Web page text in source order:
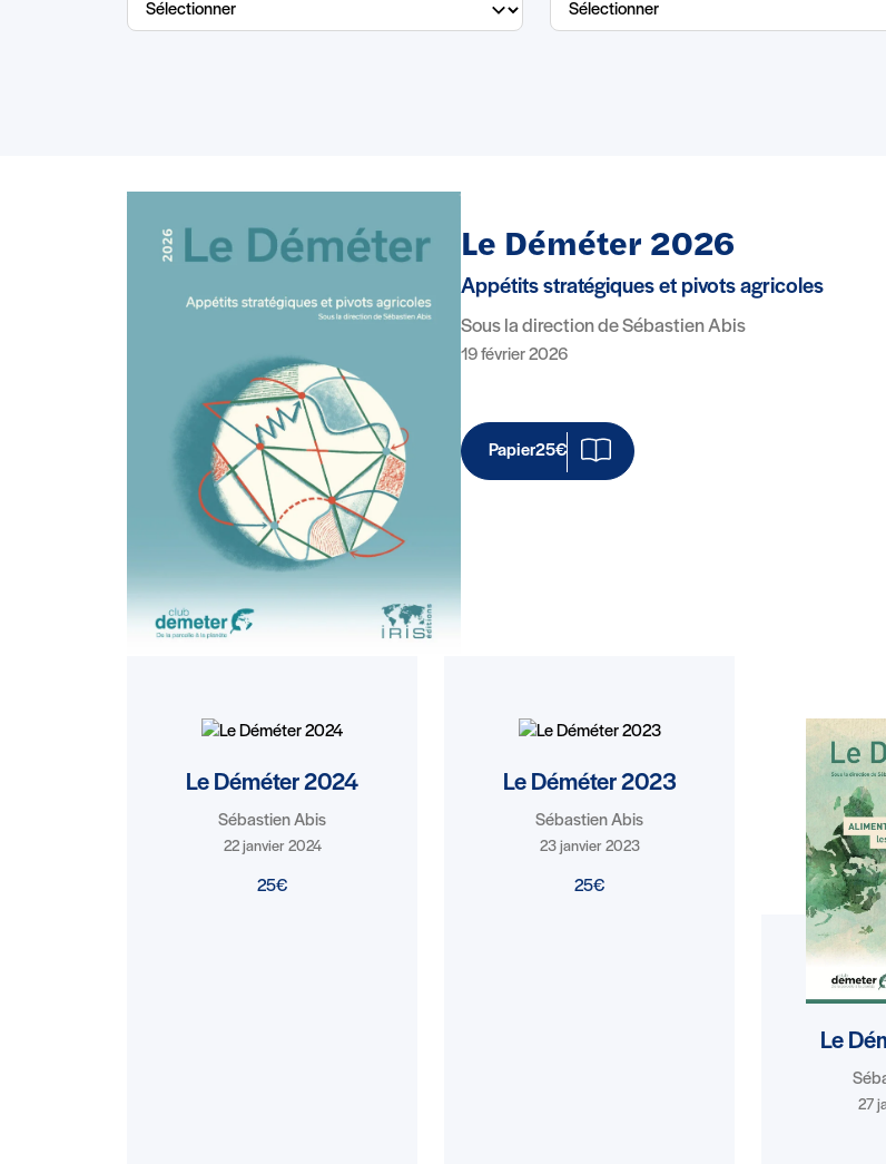
Le Déméter 2026
Appétits stratégiques et pivots agricoles
Sous la direction de Sébastien Abis
19 février 2026
Papier25€
Le Déméter 2024
Sébastien Abis
22 janvier 2024
25€
Le Déméter 2023
Sébastien Abis
23 janvier 2023
25€
Le
27